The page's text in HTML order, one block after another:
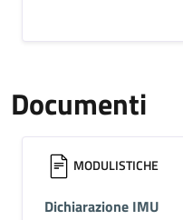
Documenti
MODULISTICHE
Dichiarazione IMU